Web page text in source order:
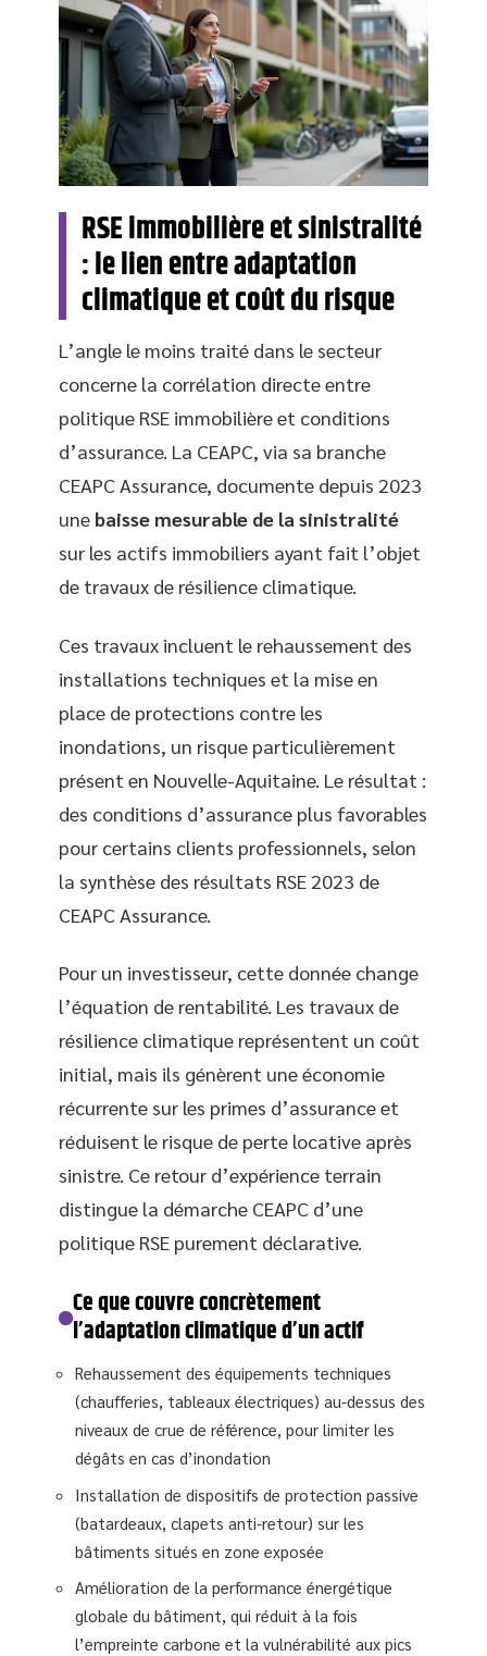
RSE immobilière et sinistralité
: le lien entre adaptation
climatique et coût du risque
L’angle le moins traité dans le secteur
concerne la corrélation directe entre
politique RSE immobilière et conditions
d’assurance. La CEAPC, via sa branche
CEAPC Assurance, documente depuis 2023
une baisse mesurable de la sinistralité
sur les actifs immobiliers ayant fait l’objet
de travaux de résilience climatique.
Ces travaux incluent le rehaussement des
installations techniques et la mise en
place de protections contre les
inondations, un risque particulièrement
présent en Nouvelle-Aquitaine. Le résultat :
des conditions d’assurance plus favorables
pour certains clients professionnels, selon
la synthèse des résultats RSE 2023 de
CEAPC Assurance.
Pour un investisseur, cette donnée change
l’équation de rentabilité. Les travaux de
résilience climatique représentent un coût
initial, mais ils génèrent une économie
récurrente sur les primes d’assurance et
réduisent le risque de perte locative après
sinistre. Ce retour d’expérience terrain
distingue la démarche CEAPC d’une
politique RSE purement déclarative.
Ce que couvre concrètement
l’adaptation climatique d’un actif
Rehaussement des équipements techniques
(chaufferies, tableaux électriques) au-dessus des
niveaux de crue de référence, pour limiter les
dégâts en cas d’inondation
Installation de dispositifs de protection passive
(batardeaux, clapets anti-retour) sur les
bâtiments situés en zone exposée
Amélioration de la performance énergétique
globale du bâtiment, qui réduit à la fois
l’empreinte carbone et la vulnérabilité aux pics